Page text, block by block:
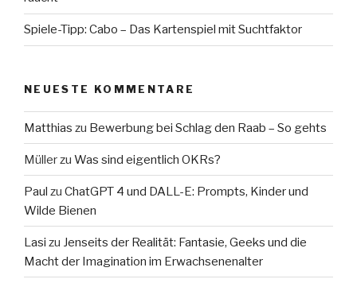
Spiele-Tipp: Cabo – Das Kartenspiel mit Suchtfaktor
NEUESTE KOMMENTARE
Matthias zu Bewerbung bei Schlag den Raab – So gehts
Müllerzu Was sind eigentlich OKRs?
Paul zu ChatGPT 4 und DALL-E: Prompts, Kinder und
Wilde Bienen
Lasi zu Jenseits der Realität: Fantasie, Geeks und die
Macht der Imagination im Erwachsenenalter